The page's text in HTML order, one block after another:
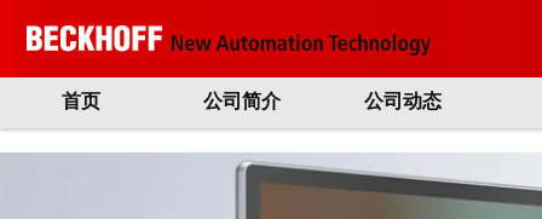
首页 公司简介 公司动态